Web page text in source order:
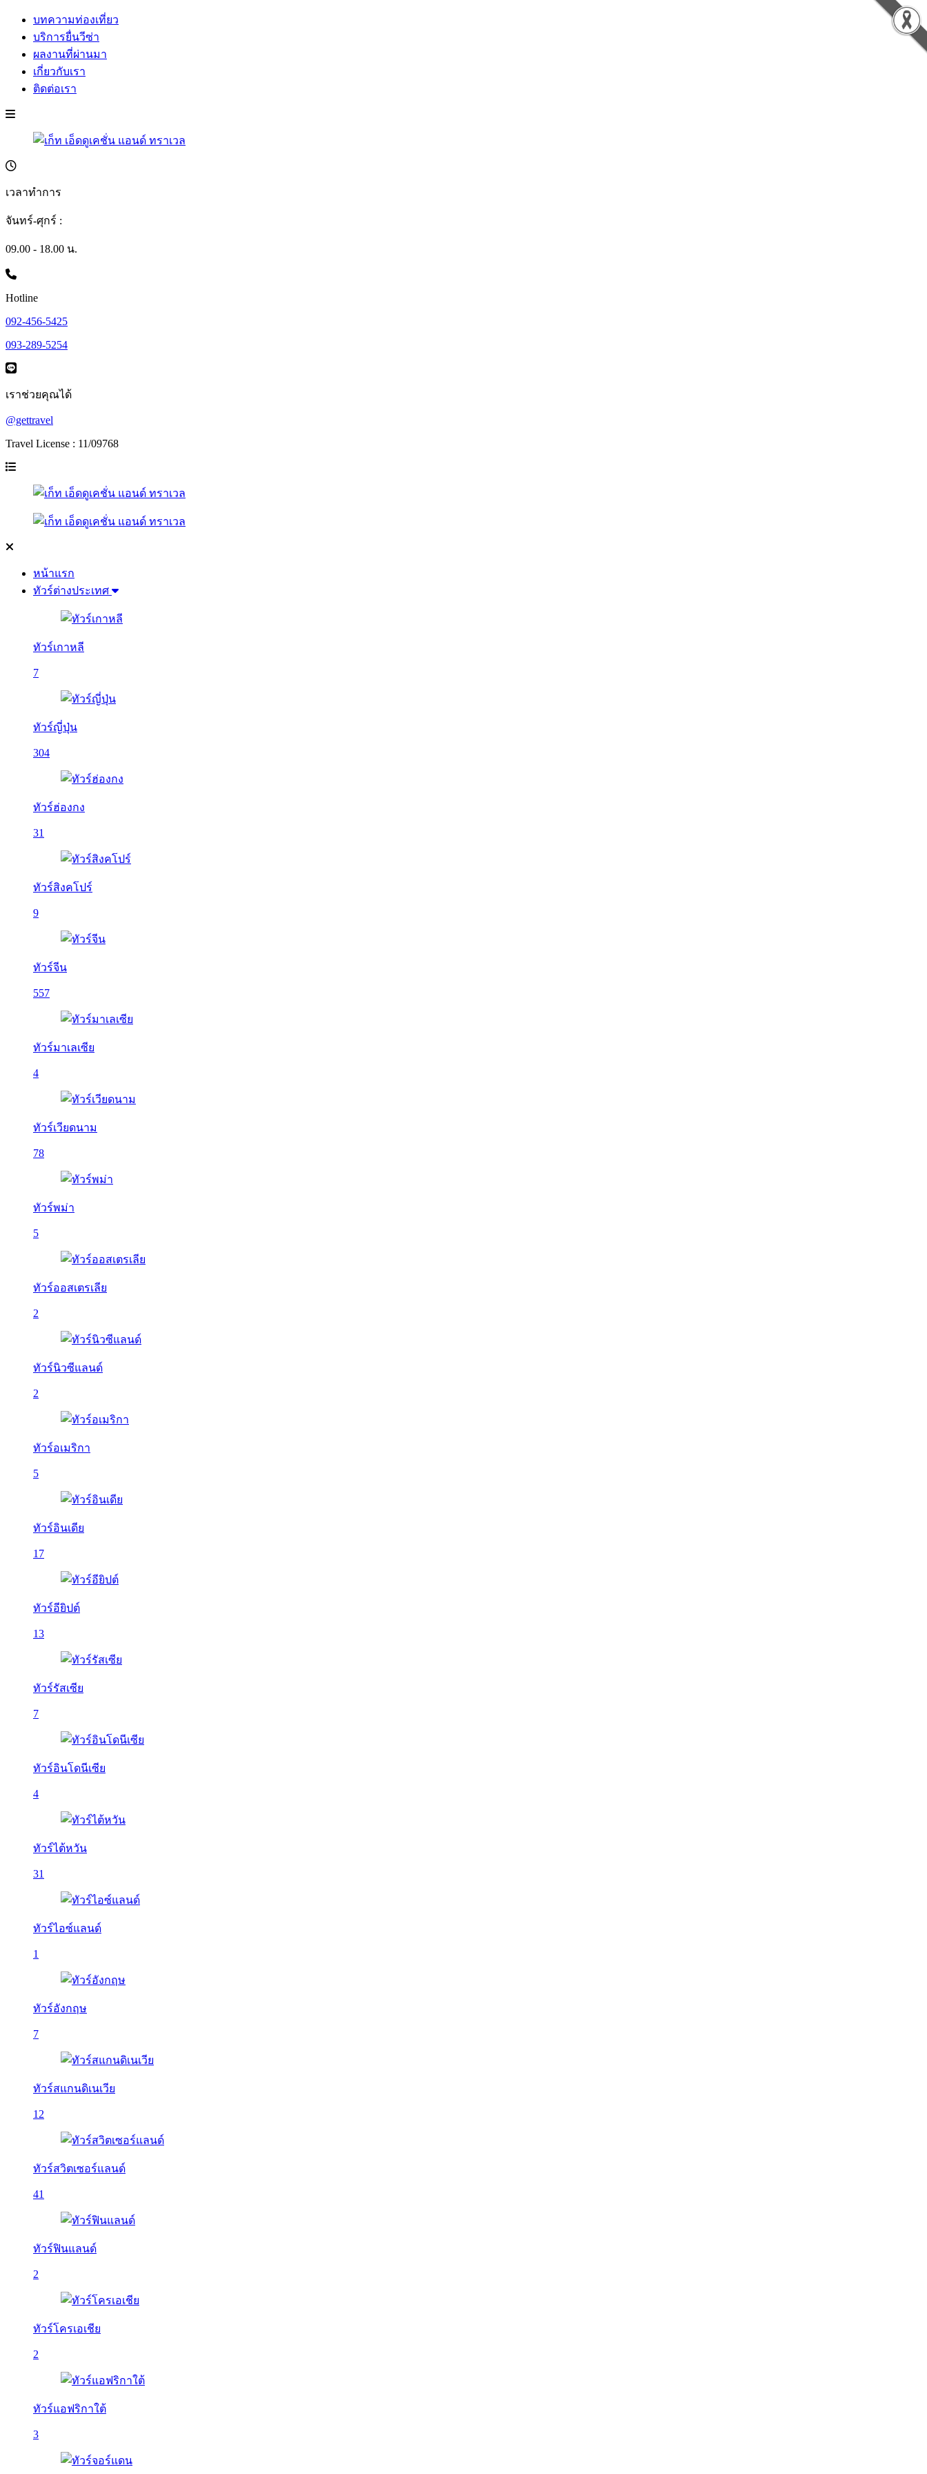
บทความท่องเที่ยว
บริการยื่นวีซ่า
ผลงานที่ผ่านมา
เกี่ยวกับเรา
ติดต่อเรา
เวลาทำการ
จันทร์-ศุกร์ :
09.00 - 18.00 น.
Hotline
092-456-5425
093-289-5254
เราช่วยคุณได้
@gettravel
Travel License : 11/09768
หน้าแรก
ทัวร์ต่างประเทศ
ทัวร์เกาหลี
7
ทัวร์ญี่ปุ่น
304
ทัวร์ฮ่องกง
31
ทัวร์สิงคโปร์
9
ทัวร์จีน
557
ทัวร์มาเลเซีย
4
ทัวร์เวียดนาม
78
ทัวร์พม่า
5
ทัวร์ออสเตรเลีย
2
ทัวร์นิวซีแลนด์
2
ทัวร์อเมริกา
5
ทัวร์อินเดีย
17
ทัวร์อียิปต์
13
ทัวร์รัสเซีย
7
ทัวร์อินโดนีเซีย
4
ทัวร์ไต้หวัน
31
ทัวร์ไอซ์แลนด์
1
ทัวร์อังกฤษ
7
ทัวร์สแกนดิเนเวีย
12
ทัวร์สวิตเซอร์แลนด์
41
ทัวร์ฟินแลนด์
2
ทัวร์โครเอเชีย
2
ทัวร์แอฟริกาใต้
3